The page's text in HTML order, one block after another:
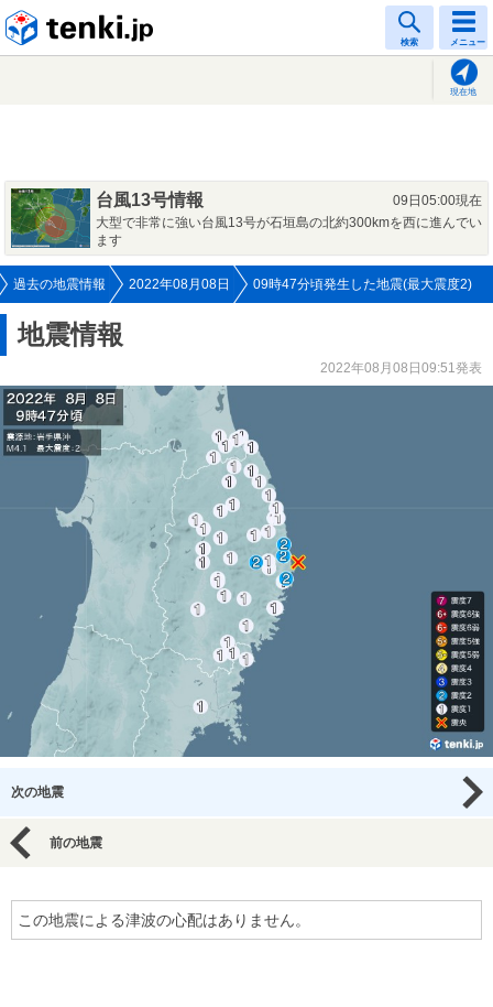
検索 メニュー
現在地
台風13号情報
09日05:00現在
大型で非常に強い台風13号が石垣島の北約300kmを西に進んでい
ます
過去の地震情報 2022年08月08日 09時47分頃発生した地震(最大震度2)
地震情報
2022年08月08日09:51発表
次の地震
前の地震
この地震による津波の心配はありません。